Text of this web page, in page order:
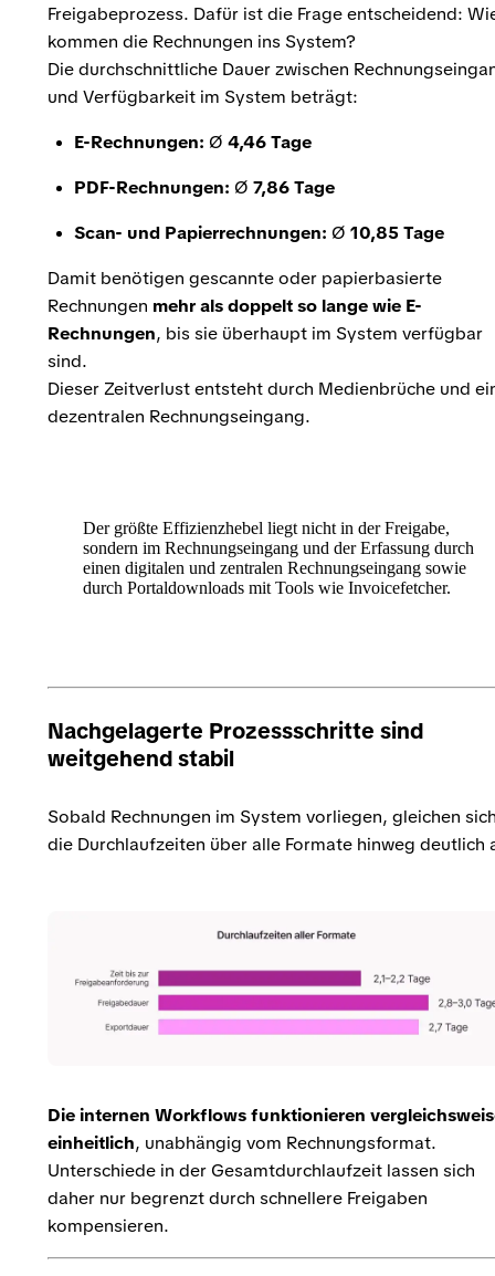
Freigabeprozess. Dafür ist die Frage entscheidend:
kommen die Rechnungen ins System?
Die durchschnittliche Dauer zwischen
und Verfügbarkeit im System beträgt:
E-Rechnungen: Ø 4,46 Tage
PDF-Rechnungen: Ø 7,86 Tage
Scan- und Papierrechnungen: Ø 10,85 Tage
Damit benötigen gescannte oder papierbasierte
Rechnungen mehr als doppelt so lange wie E-
Rechnungen, bis sie überhaupt im System verfügbar
sind.
Dieser Zeitverlust entsteht durch Medienbrüche und
dezentralen Rechnungseingang.
Der größte Effizienzhebel liegt nicht in der Freigabe,
sondern im Rechnungseingang und der Erfassung durch
einen digitalen und zentralen Rechnungseingang sowie
durch Portaldownloads mit Tools wie Invoicefetcher.
Nachgelagerte Prozessschritte sind
weitgehend stabil
Sobald Rechnungen im System vorliegen, gleichen
die Durchlaufzeiten über alle Formate hinweg deutlich
Die internen Workflows funktionieren
einheitlich, unabhängig vom Rechnungsformat.
Unterschiede in der Gesamtdurchlaufzeit lassen sich
daher nur begrenzt durch schnellere Freigaben
kompensieren.